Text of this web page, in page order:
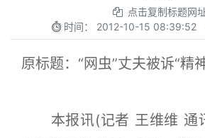
点击复制标题网
时间： 2012-10-15 08:39:52
原标题：“网虫”丈夫被诉“精
本报讯(记者 王维维 通